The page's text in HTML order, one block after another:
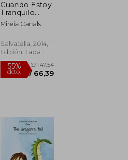
Cuando Estoy
Tranquilo
(Rústica):
Emociones 9
Tranquilidad)
Mireia Canals
Salvatella, 2014, 1
Edición, Tapa
Blanda, Nuevo